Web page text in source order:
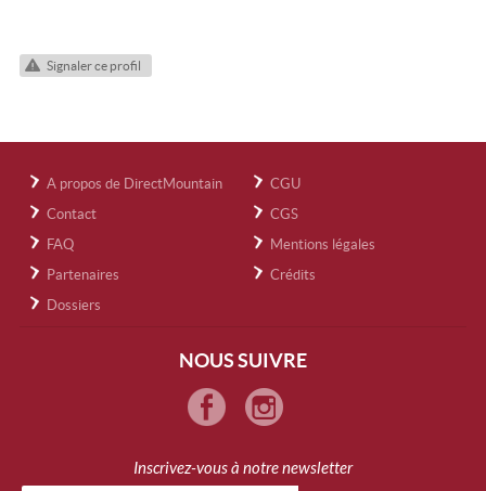
Signaler ce profil
A propos de DirectMountain
Contact
FAQ
Partenaires
Dossiers
CGU
CGS
Mentions légales
Crédits
NOUS SUIVRE
Inscrivez-vous à notre newsletter